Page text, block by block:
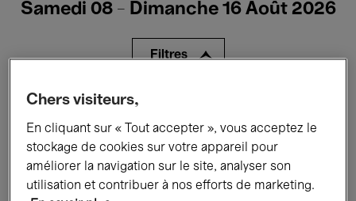
Samedi 08 - Dimanche 16 Août 2026
Filtres
Tous les événements
Expositions Films Performances
Rencontres & Débats Jazz
Chers visiteurs,
En cliquant sur « Tout accepter », vous acceptez le
stockage de cookies sur votre appareil pour
améliorer la navigation sur le site, analyser son
utilisation et contribuer à nos efforts de marketing.